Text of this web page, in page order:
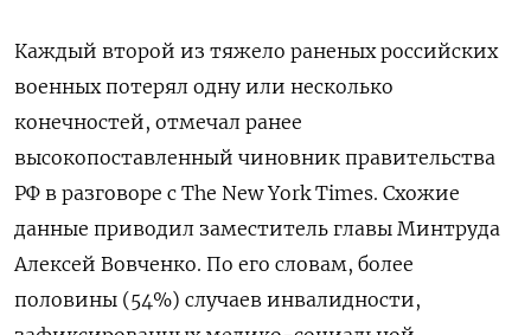
Каждый второй из тяжело раненых российских
военных потерял одну или несколько
конечностей, отмечал ранее
высокопоставленный чиновник правительства
РФ в разговоре с The New York Times. Схожие
данные приводил заместитель главы Минтруда
Алексей Вовченко. По его словам, более
половины (54%) случаев инвалидности,